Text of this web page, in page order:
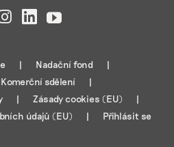
InstagramLinkedIn
YouTube
Nadační fond
Komerční sdělení
Zásady cookies (EU)
údajů (EU)
Přihlásit se